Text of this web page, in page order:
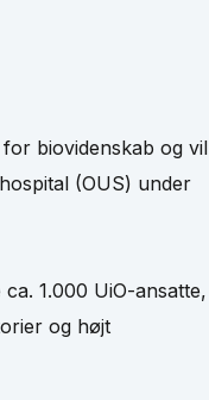
biovidenskab og vil
(OUS) under
1.000 UiO-ansatte,
og højt